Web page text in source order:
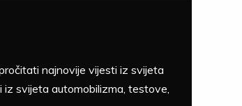
najnovije vijesti iz svijeta
iz svijeta automobilizma, testove,